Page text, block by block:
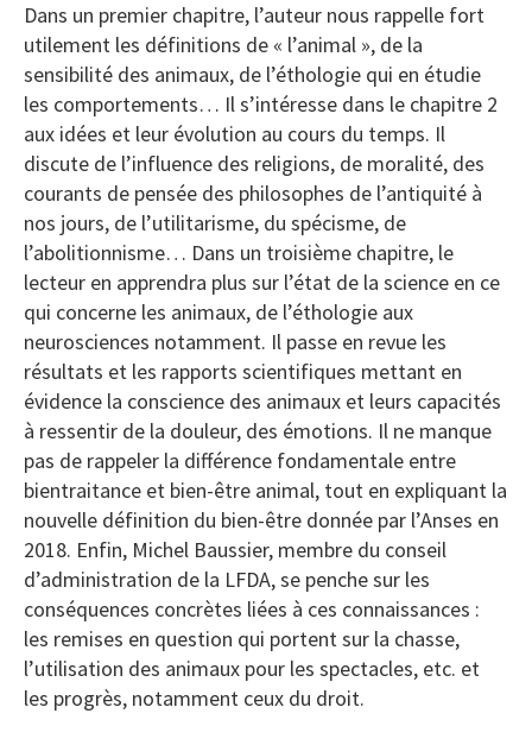
Dans un premier chapitre, l’auteur nous rappelle fort
utilement les définitions de « l’animal », de la
sensibilité des animaux, de l’éthologie qui en étudie
les comportements… Il s’intéresse dans le chapitre 2
aux idées et leur évolution au cours du temps. Il
discute de l’influence des religions, de moralité, des
courants de pensée des philosophes de l’antiquité à
nos jours, de l’utilitarisme, du spécisme, de
l’abolitionnisme… Dans un troisième chapitre, le
lecteur en apprendra plus sur l’état de la science en ce
qui concerne les animaux, de l’éthologie aux
neurosciences notamment. Il passe en revue les
résultats et les rapports scientifiques mettant en
évidence la conscience des animaux et leurs capacités
à ressentir de la douleur, des émotions. Il ne manque
pas de rappeler la différence fondamentale entre
bientraitance et bien-être animal, tout en expliquant la
nouvelle définition du bien-être donnée par l’Anses en
2018. Enfin, Michel Baussier, membre du conseil
d’administration de la LFDA, se penche sur les
conséquences concrètes liées à ces connaissances :
les remises en question qui portent sur la chasse,
l’utilisation des animaux pour les spectacles, etc. et
les progrès, notamment ceux du droit.